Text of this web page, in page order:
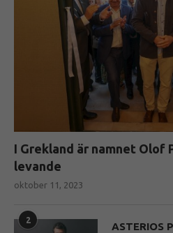
I Grekland är namnet Olof
levande
oktober 11, 2023
2
ASTERIOS